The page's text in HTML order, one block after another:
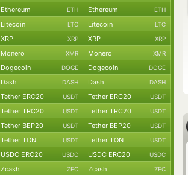
Ethereum ETH Ethereum ETH
Litecoin LTC Litecoin LTC
XRP XRP XRP XRP
Monero XMR Monero XMR
Dogecoin DOGE Dogecoin DOGE
Dash DASH Dash DASH
Tether ERC20 USDT Tether ERC20 USDT
Tether TRC20 USDT Tether TRC20 USDT
Tether BEP20 USDT Tether BEP20 USDT
Tether TON USDT Tether TON USDT
USDC ERC20 USDC USDC ERC20 USDC
Zcash ZEC Zcash ZEC